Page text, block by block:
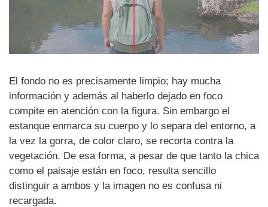
El fondo no es precisamente limpio; hay mucha
información y además al haberlo dejado en foco
compite en atención con la figura. Sin embargo el
estanque enmarca su cuerpo y lo separa del entorno, a
la vez la gorra, de color claro, se recorta contra la
vegetación. De esa forma, a pesar de que tanto la chica
como el paisaje están en foco, resulta sencillo
distinguir a ambos y la imagen no es confusa ni
recargada.